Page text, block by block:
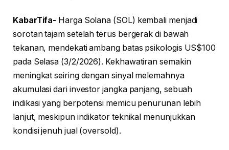
KabarTifa- Harga Solana (SOL) kembali menjadi
sorotan tajam setelah terus bergerak di bawah
tekanan, mendekati ambang batas psikologis US$100
pada Selasa (3/2/2026). Kekhawatiran semakin
meningkat seiring dengan sinyal melemahnya
akumulasi dari investor jangka panjang, sebuah
indikasi yang berpotensi memicu penurunan lebih
lanjut, meskipun indikator teknikal menunjukkan
kondisi jenuh jual (oversold).